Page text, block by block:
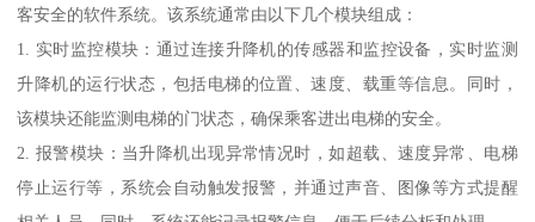
客安全的软件系统。该系统通常由以下几个模块组成：
1. 实时监控模块：通过连接升降机的传感器和监控设备，实时监测
升降机的运行状态，包括电梯的位置、速度、载重等信息。同时，
该模块还能监测电梯的门状态，确保乘客进出电梯的安全。
2. 报警模块：当升降机出现异常情况时，如超载、速度异常、电梯
停止运行等，系统会自动触发报警，并通过声音、图像等方式提醒